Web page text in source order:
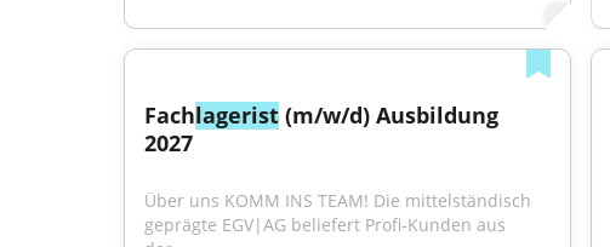
Fachlagerist (m/w/d) Ausbildung
2027
Über uns KOMM INS TEAM! Die mittelständisch
geprägte EGV|AG beliefert Profi-Kunden aus